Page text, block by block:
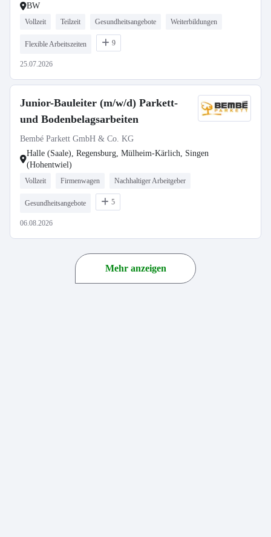
BW
Vollzeit Teilzeit Gesundheitsangebote Weiterbildungen
Flexible Arbeitszeiten 9
25.07.2026
Junior-Bauleiter (m/w/d) Parkett-
und Bodenbelagsarbeiten
Bembé Parkett GmbH & Co. KG
Halle (Saale), Regensburg, Mülheim-Kärlich, Singen
(Hohentwiel)
Vollzeit Firmenwagen Nachhaltiger Arbeitgeber
Gesundheitsangebote 5
06.08.2026
Mehr anzeigen